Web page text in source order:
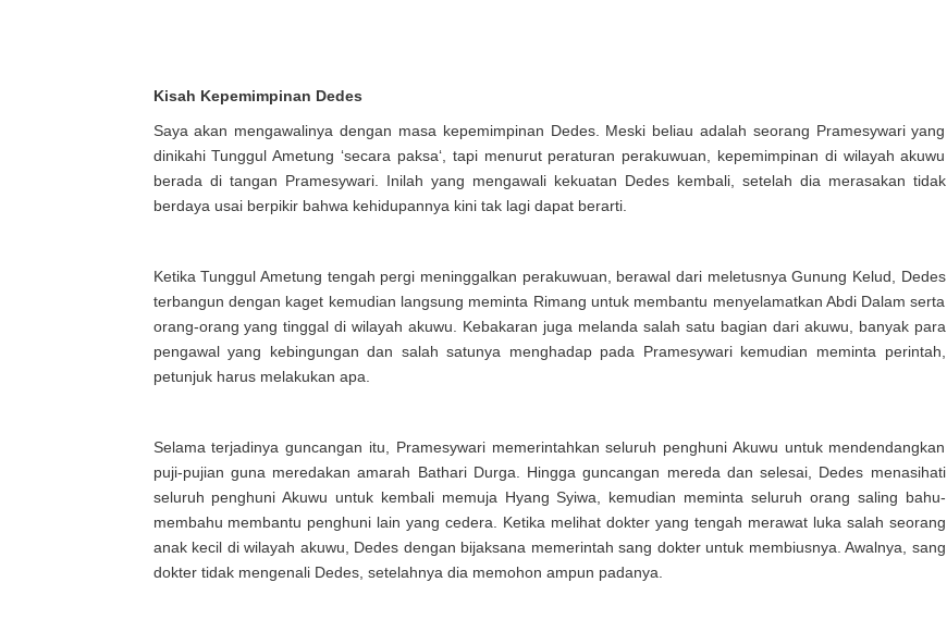
Kisah Kepemimpinan Dedes
Saya akan mengawalinya dengan masa kepemimpinan Dedes. Meski beliau adalah seorang Pramesywari yang
dinikahi Tunggul Ametung ‘secara paksa‘, tapi menurut peraturan perakuwuan, kepemimpinan di wilayah akuwu
berada di tangan Pramesywari. Inilah yang mengawali kekuatan Dedes kembali, setelah dia merasakan tidak
berdaya usai berpikir bahwa kehidupannya kini tak lagi dapat berarti.
Ketika Tunggul Ametung tengah pergi meninggalkan perakuwuan, berawal dari meletusnya Gunung Kelud, Dedes
terbangun dengan kaget kemudian langsung meminta Rimang untuk membantu menyelamatkan Abdi Dalam serta
orang-orang yang tinggal di wilayah akuwu. Kebakaran juga melanda salah satu bagian dari akuwu, banyak para
pengawal yang kebingungan dan salah satunya menghadap pada Pramesywari kemudian meminta perintah,
petunjuk harus melakukan apa.
Selama terjadinya guncangan itu, Pramesywari memerintahkan seluruh penghuni Akuwu untuk mendendangkan
puji-pujian guna meredakan amarah Bathari Durga. Hingga guncangan mereda dan selesai, Dedes menasihati
seluruh penghuni Akuwu untuk kembali memuja Hyang Syiwa, kemudian meminta seluruh orang saling bahu-
membahu membantu penghuni lain yang cedera. Ketika melihat dokter yang tengah merawat luka salah seorang
anak kecil di wilayah akuwu, Dedes dengan bijaksana memerintah sang dokter untuk membiusnya. Awalnya, sang
dokter tidak mengenali Dedes, setelahnya dia memohon ampun padanya.